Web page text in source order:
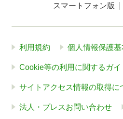
スマートフォン版
利用規約 個人情報保護
Cookie等の利用に関するガイ
サイトアクセス情報の取得に
法人・プレスお問い合わせ